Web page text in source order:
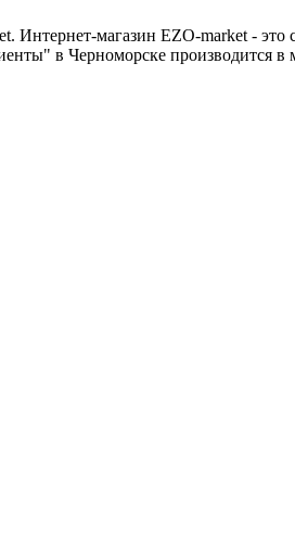
Интернет-магазин EZO-market - это
в Черноморске производится